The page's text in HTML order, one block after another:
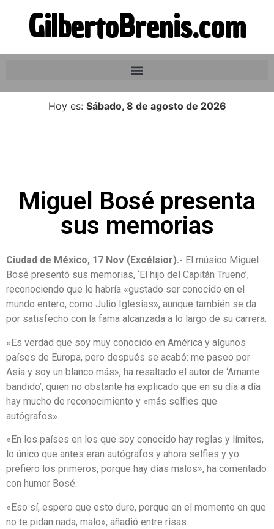
GilbertoBrenis.com
Hoy es: Sábado, 8 de agosto de 2026
Miguel Bosé presenta
sus memorias
Ciudad de México, 17 Nov (Excélsior).- El músico Miguel
Bosé presentó sus memorias, ‘El hijo del Capitán Trueno’,
reconociendo que le habría «gustado ser conocido en el
mundo entero, como Julio Iglesias», aunque también se da
por satisfecho con la fama alcanzada a lo largo de su carrera.
«Es verdad que soy muy conocido en América y algunos
países de Europa, pero después se acabó: me paseo por
Asia y soy un blanco más», ha resaltado el autor de ‘Amante
bandido’, quien no obstante ha explicado que en su día a día
hay mucho de reconocimiento y «más selfies que
autógrafos».
«En los países en los que soy conocido hay reglas y límites,
lo único que antes eran autógrafos y ahora selfies y yo
prefiero los primeros, porque hay días malos», ha comentado
con humor Bosé.
«Eso sí, espero que esto dure, porque en el momento en que
no te pidan nada, malo», añadió entre risas.